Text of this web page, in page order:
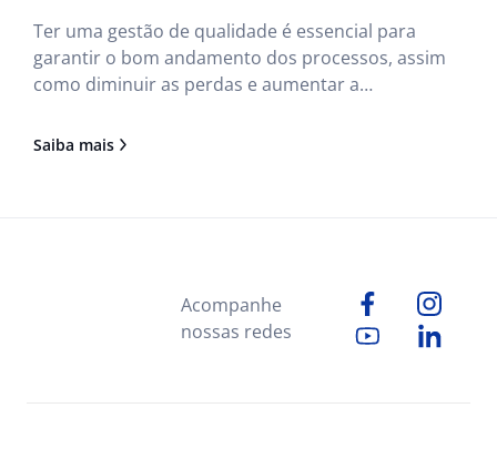
Ter uma gestão de qualidade é essencial para
garantir o bom andamento dos processos, assim
como diminuir as perdas e aumentar a
que os gestores fiquem atentos às novas
Saiba mais
Acompanhe
nossas redes